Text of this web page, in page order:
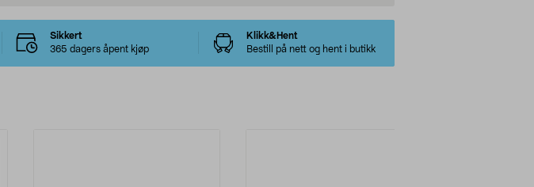
Sikkert
365 dagers åpent kjøp
Klikk&Hent
Bestill på nett og hent i butikk